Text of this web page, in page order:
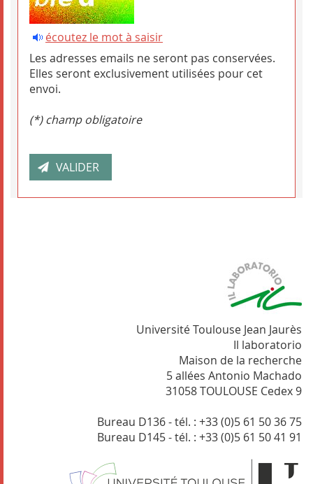
écoutez le mot à saisir
Les adresses emails ne seront pas conservées.
Elles seront exclusivement utilisées pour cet
envoi.
(*) champ obligatoire
Université Toulouse Jean Jaurès
Il laboratorio
Maison de la recherche
5 allées Antonio Machado
31058 TOULOUSE Cedex 9
Bureau D136 - tél. : +33 (0)5 61 50 36 75
Bureau D145 - tél. : +33 (0)5 61 50 41 91